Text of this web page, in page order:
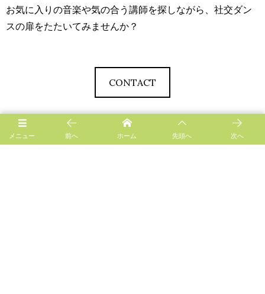
お気に入りの音楽や気の合う講師を探しながら、社交ダン
スの扉をたたいてみませんか？
CONTACT
メニュー 前へ ホーム 先頭へ 次へ